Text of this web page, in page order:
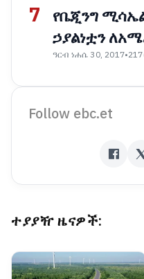
7
የቤጂንግ
ኃያልነቷን
ዓርብ ነሐሴ 30, 2017•
Follow ebc.et
ተያያዥ ዜናዎች: